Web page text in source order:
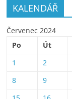
KALENDÁŘ
Červenec 2024
Po
Út
1
2
8
9